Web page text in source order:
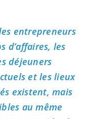
entrepreneurs
d’affaires, les
déjeuners
et les lieux
existent, mais
au même